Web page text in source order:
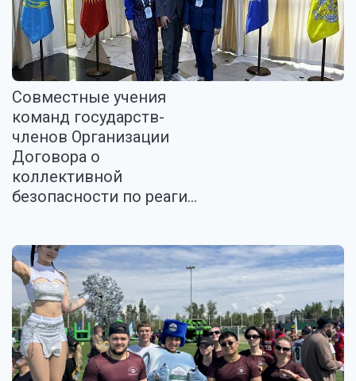
Совместные учения
команд государств-
членов Организации
Договора о
коллективной
безопасности по реаги...